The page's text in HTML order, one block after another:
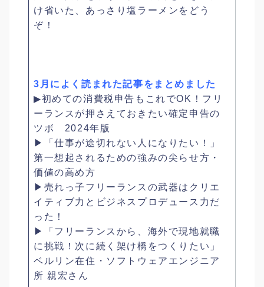
け省いた、あっさり塩ラーメンをどう
ぞ！
3月によく読まれた記事をまとめました
▶初めての消費税申告もこれでOK！フリ
ーランスが押さえておきたい確定申告の
ツボ 2024年版
▶「仕事が途切れない人になりたい！」
第一想起されるための強みの尖らせ方・
価値の高め方
▶売れっ子フリーランスの武器はクリエ
イティブ力とビジネスプロデュース力だ
った！
▶「フリーランスから、海外で現地就職
に挑戦！次に続く架け橋をつくりたい」
ベルリン在住・ソフトウェアエンジニア
所 親宏さん